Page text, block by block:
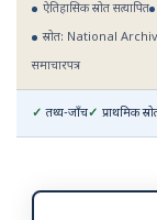
ऐतिहासिक स्रोत सत्यापित
स्रोत: National
समाचारपत्र
तथ्य-जाँच प्राथमिक